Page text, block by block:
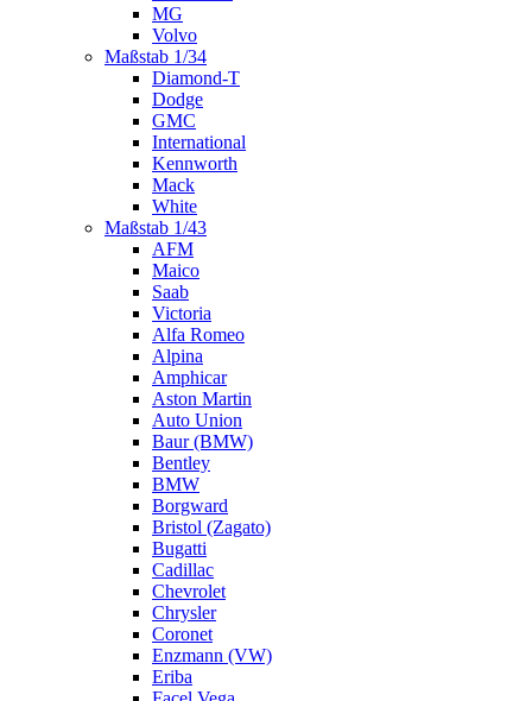
MG
Volvo
Maßstab 1/34
Diamond-T
Dodge
GMC
International
Kennworth
Mack
White
Maßstab 1/43
AFM
Maico
Saab
Victoria
Alfa Romeo
Alpina
Amphicar
Aston Martin
Auto Union
Baur (BMW)
Bentley
BMW
Borgward
Bristol (Zagato)
Bugatti
Cadillac
Chevrolet
Chrysler
Coronet
Enzmann (VW)
Eriba